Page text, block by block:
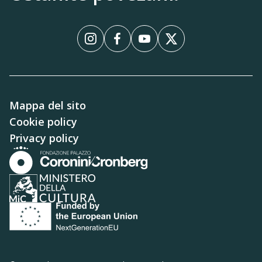
carattere” e il fumetto illustrato "Lo scultore
dei colori" di Armando “Miron” Polacco, oltre ad
acquistare gadget ispirati alle opere di
che approfondisce la figura dell’artista e la sua
produzione, sono stati progettati e coordinati
daDiapaeson snc
contenuti digitali.
InstagramInstagram
FacebookFacebook
YouTubeYouTube
XX
Mappa del sito
Cookie policy
Privacy policy